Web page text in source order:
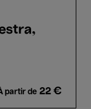
partir de 22 €